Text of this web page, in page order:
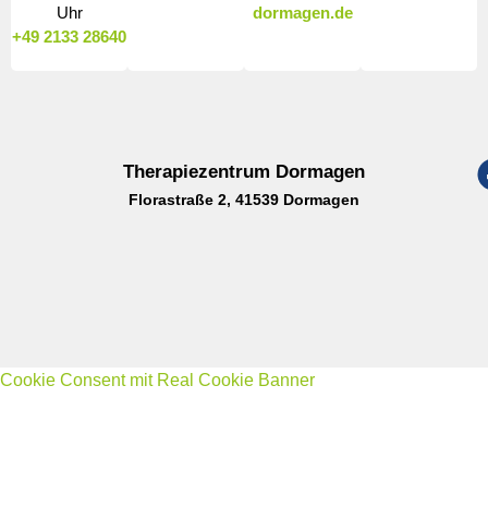
Uhr
+49 2133 28640
dormagen.de
Therapiezentrum Dormagen
Florastraße 2, 41539 Dormagen
Cookie Consent mit Real Cookie Banner